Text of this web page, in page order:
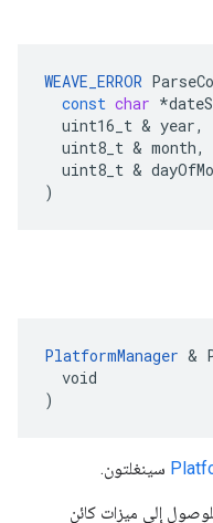
WEAVE_ERROR
const char *
uint16_t & year,
uint8_t & month,
uint8_t &
)
PlatformManager &
  void
)
سينغلتون.